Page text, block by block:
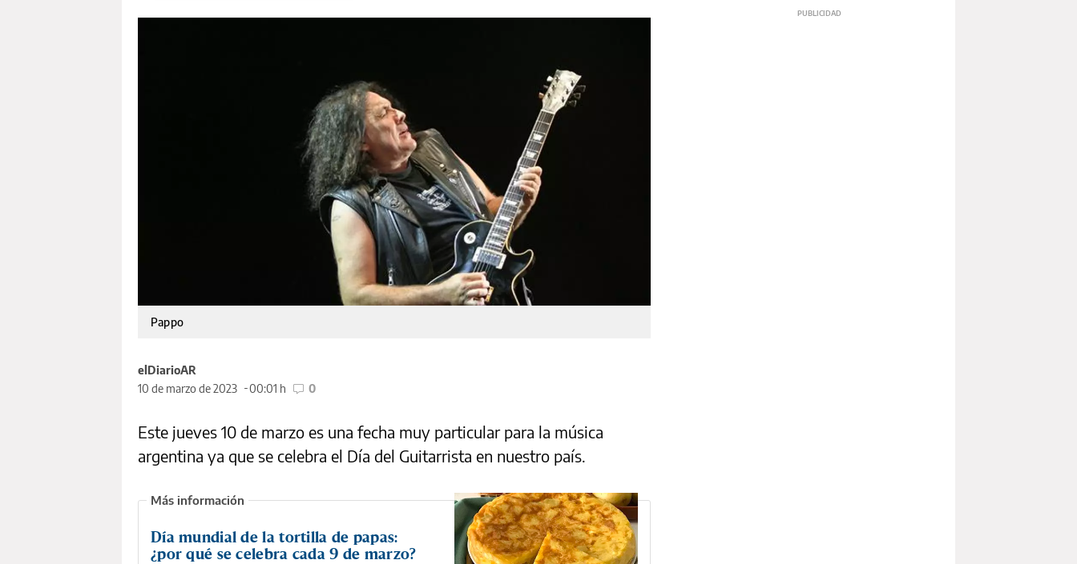
Pappo
elDiarioAR
10 de marzo de 2023
00:01 h 0
Este jueves 10 de marzo es una fecha muy particular para la música
argentina ya que se celebra el Día del Guitarrista en nuestro país.
Día mundial de la tortilla de papas:
¿por qué se celebra cada 9 de marzo?